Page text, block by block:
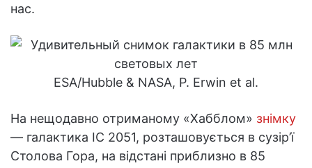
нас.
ESA/Hubble & NASA, P. Erwin et al.
На нещодавно отриманому «Хабблом» знімку
— галактика IC 2051, розташовується в сузір’ї
Столова Гора, на відстані приблизно в 85